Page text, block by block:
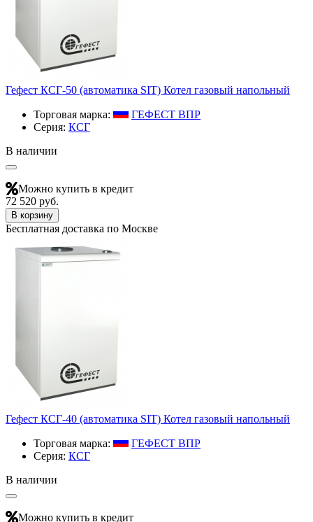
Гефест КСГ-50 (автоматика SIT) Котел газовый напольный
Торговая марка:
ГЕФЕСТ ВПР
Серия: КСГ
В наличии
Можно купить в кредит
72 520 руб.
В корзину
Бесплатная доставка по Москве
Гефест КСГ-40 (автоматика SIT) Котел газовый напольный
Торговая марка:
ГЕФЕСТ ВПР
Серия: КСГ
В наличии
Можно купить в кредит